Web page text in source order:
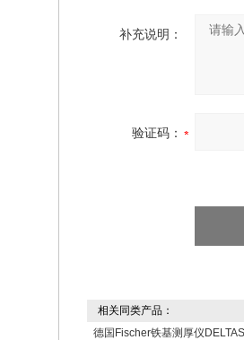
补充说明：
验证码：
相关同类产品：
德国Fischer铁基测厚仪